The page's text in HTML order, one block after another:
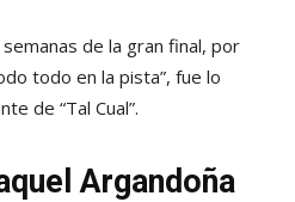
de la gran final, por
todo en la pista”, fue lo
de “Tal Cual”.
Argandoña